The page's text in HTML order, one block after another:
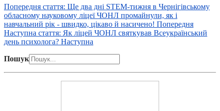
Попередня стаття: Ще два дні STEM-тижня в Чернігівському
обласному науковому ліцеї ЧОНЛ промайнули, як і
навчальний рік - швидко, цікаво й насичено! Попередня
Наступна стаття: Як ліцей ЧОНЛ святкував Всеукраїнський
день психолога? Наступна
Пошук